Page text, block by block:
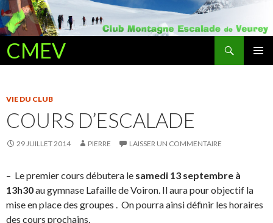
CMEV
Recherche
ALLER AU CONTENU PRINCIPAL
VIE DU CLUB
COURS D’ESCALADE
29 JUILLET 2014 PIERRE LAISSER UN COMMENTAIRE
– Le premier cours débutera le samedi 13 septembre à
13h30au gymnase Lafaille de Voiron. Il aura pour objectif la
mise en place des groupes . On pourra ainsi définir les horaires
des cours prochains.